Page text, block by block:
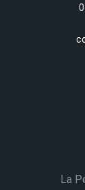
La